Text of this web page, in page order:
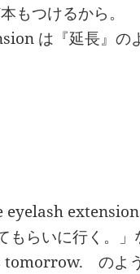
もつけるから。
は『延長』の
もらいに行く。」
のよう